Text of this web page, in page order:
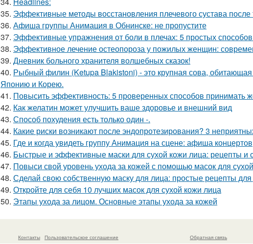
35. Эффективные методы восстановления плечевого сустава
36. Афиша группы Анимация в Обнинске: не пропустите
37. Эффективные упражнения от боли в плечах: 5 простых
38. Эффективное лечение остеопороза у пожилых женщин:
39. Дневник больного хранителя волшебных сказок!
40. Рыбный филин (Ketupa Blakistoni) - это крупная сова,
Японию и Корею.
41. Повысить эффективность: 5 проверенных способов принимать
42. Как желатин может улучшить ваше здоровье и внешний вид
43. Способ похудения есть только один -.
44. Какие риски возникают после эндопротезирования? 3
45. Где и когда увидеть группу Анимация на сцене: афиша концертов
46. Быстрые и эффективные маски для сухой кожи лица: рецепты и
47. Повыси свой уровень ухода за кожей с помощью масок для
48. Сделай свою собственную маску для лица: простые рецепты
49. Откройте для себя 10 лучших масок для сухой кожи лица
50. Этапы ухода за лицом. Основные этапы ухода за кожей
Контакты Пользовательское соглашение Обратная связь